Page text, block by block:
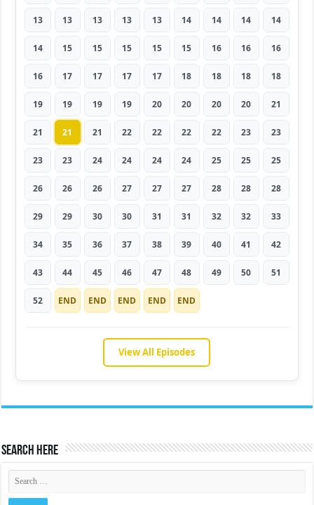
13 13 13 13 13 14 14 14 14
14 15 15 15 15 15 16 16 16
16 17 17 17 17 18 18 18 18
19 19 19 19 20 20 20 20 21
21 21 21 22 22 22 22 23 23
23 23 24 24 24 24 25 25 25
26 26 26 27 27 27 28 28 28
29 29 30 30 31 31 32 32 33
34 35 36 37 38 39 40 41 42
43 44 45 46 47 48 49 50 51
52 END END END END END
View All Episodes
Search Here